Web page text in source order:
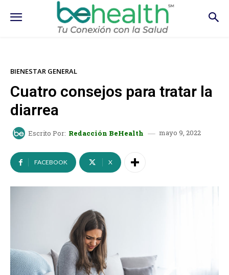
BIENESTAR GENERAL
Cuatro consejos para tratar la
diarrea
Escrito Por: Redacción BeHealth mayo 9, 2022
FACEBOOK X